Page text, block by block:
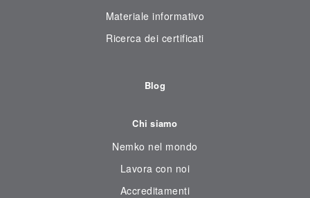
Materiale informativo
Ricerca dei certificati
Blog
Chi siamo
Nemko nel mondo
Lavora con noi
Accreditamenti